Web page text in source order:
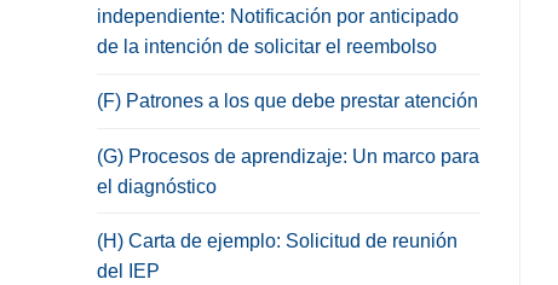
independiente: Notificación por anticipado
de la intención de solicitar el reembolso
(F) Patrones a los que debe prestar atención
(G) Procesos de aprendizaje: Un marco para
el diagnóstico
(H) Carta de ejemplo: Solicitud de reunión
del IEP